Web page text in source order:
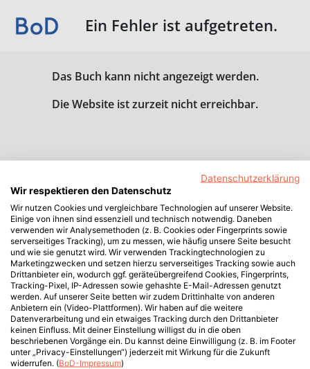
Ein Fehler ist aufgetreten.
Das Buch kann nicht angezeigt werden.
Die Website ist zurzeit nicht erreichbar.
Datenschutzerklärung
Wir respektieren den Datenschutz
Wir nutzen Cookies und vergleichbare Technologien auf unserer Website.
Einige von ihnen sind essenziell und technisch notwendig. Daneben
verwenden wir Analysemethoden (z. B. Cookies oder Fingerprints sowie
serverseitiges Tracking), um zu messen, wie häufig unsere Seite besucht
und wie sie genutzt wird. Wir verwenden Trackingtechnologien zu
Marketingzwecken und setzen hierzu serverseitiges Tracking sowie auch
Drittanbieter ein, wodurch ggf. geräteübergreifend Cookies, Fingerprints,
Tracking-Pixel, IP-Adressen sowie gehashte E-Mail-Adressen genutzt
werden. Auf unserer Seite betten wir zudem Drittinhalte von anderen
Anbietern ein (Video-Plattformen). Wir haben auf die weitere
Datenverarbeitung und ein etwaiges Tracking durch den Drittanbieter
keinen Einfluss. Mit deiner Einstellung willigst du in die oben
beschriebenen Vorgänge ein. Du kannst deine Einwilligung (z. B. im Footer
unter „Privacy-Einstellungen“) jederzeit mit Wirkung für die Zukunft
widerrufen. (BoD-Impressum)